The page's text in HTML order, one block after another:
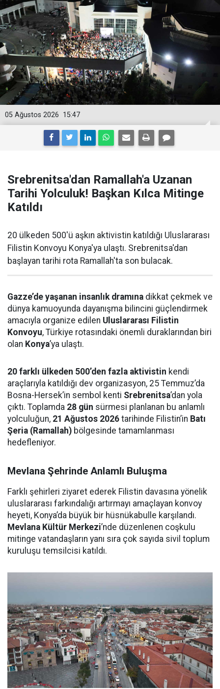
15:47
05 Ağustos 2026
Srebrenitsa'dan Ramallah'a Uzanan
Tarihi Yolculuk! Başkan Kılca Mitinge
Katıldı
20 ülkeden 500'ü aşkın aktivistin katıldığı Uluslararası
Filistin Konvoyu Konya'ya ulaştı. Srebrenitsa'dan
başlayan tarihi rota Ramallah'ta son bulacak.
Gazze’de yaşanan insanlık dramına dikkat çekmek ve
dünya kamuoyunda dayanışma bilincini güçlendirmek
amacıyla organize edilen Uluslararası Filistin
Konvoyu, Türkiye rotasındaki önemli duraklarından biri
olan Konya’ya ulaştı.
20 farklı ülkeden 500’den fazla aktivistin kendi
araçlarıyla katıldığı dev organizasyon, 25 Temmuz’da
Bosna-Hersek’in sembol kenti Srebrenitsa’dan yola
çıktı. Toplamda 28 gün sürmesi planlanan bu anlamlı
yolculuğun, 21 Ağustos 2026 tarihinde Filistin’in Batı
Şeria (Ramallah) bölgesinde tamamlanması
hedefleniyor.
Mevlana Şehrinde Anlamlı Buluşma
Farklı şehirleri ziyaret ederek Filistin davasına yönelik
uluslararası farkındalığı artırmayı amaçlayan konvoy
heyeti, Konya’da büyük bir hüsnükabulle karşılandı.
Mevlana Kültür Merkezi’nde düzenlenen coşkulu
mitinge vatandaşların yanı sıra çok sayıda sivil toplum
kuruluşu temsilcisi katıldı.